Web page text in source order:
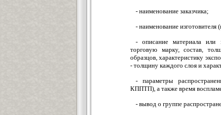
- наименование заказчика;
- наименование изготовителя
- описание материала или
торговую марку, состав,
образцов, характеристику
- толщину каждого слоя и
- параметры
КППТП), а также время
- вывод о группе